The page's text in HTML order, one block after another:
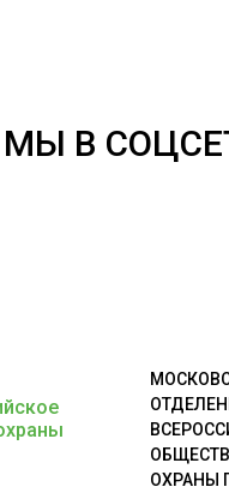
МЫ В
ОХРАНЫ